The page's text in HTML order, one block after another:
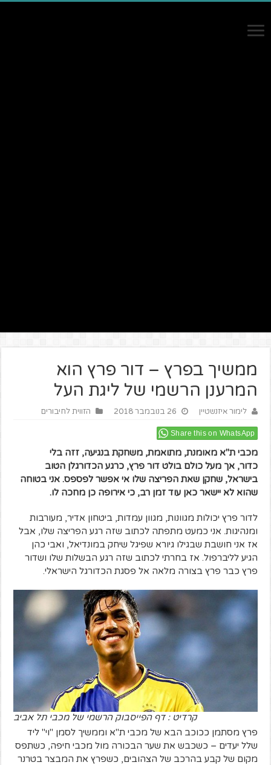
ממשיך בפרץ – דור פרץ הוא
המרענן הרשמי של ליגת העל
לימור איזנשטיין 26 בנובמבר 2018 הזווית לחיבורים
Share this on WhatsApp
מכבי ת"א מאומנת, מתואמת, משחקת בנגיעה, זזה בלי
כדור,אך מעל כולם בולט דור פרץ, כרגע הכדורגלן הטוב
בישראל, שחקן שאת הפריצה שלו אי אפשר לפספס. אני בטוחה
שהוא לא יישאר כאן עוד זמן רב, כיאירופה כן מחכה לו.
לדור פרץ יכולות מגוונות, מגוון עמדות, ביטחון אדיר, מעורבות
ומנהיגות. אני כמעט מתפתה לכתוב שזה רגע הפריצה שלו, אבל
אז אני חושבת שבגילו גיורא שפיגל שיחק במונדיאל, ואבי כהן
הגיע לליברפול. אז בחרתי לכתוב שזה רגע הבשלות שלו ושדור
פרץ כבר פרץ בצורה מלאה אל פסגת הכדורגל הישראלי.
קרדיט : דף הפייסבוק הרשמי של מכבי תל אביב
פרץ מסתמן ככוכב הבא של מכבי ת"א וממשיך לסמן "וי" ליד
שלל יעדים – כשכבש את שער הבכורה מול מכבי חיפה, כשתפס
מקום של קבע בהרכב של הצהובים, כשפרץ את המבצר בטרנר